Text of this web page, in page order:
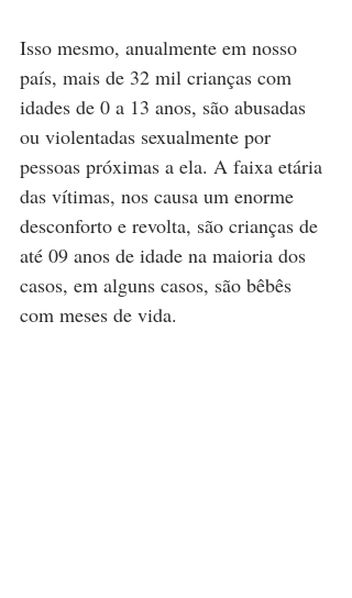
Isso mesmo, anualmente em nosso
país, mais de 32 mil crianças com
idades de 0 a 13 anos, são abusadas
ou violentadas sexualmente por
pessoas próximas a ela. A faixa etária
das vítimas, nos causa um enorme
desconforto e revolta, são crianças de
até 09 anos de idade na maioria dos
casos, em alguns casos, são bêbês
com meses de vida.